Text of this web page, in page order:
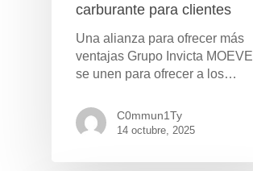
carburante para clientes
Una alianza para ofrecer más
ventajas Grupo Invicta MOEVE
se unen para ofrecer a los…
C0mmun1Ty
14 octubre, 2025